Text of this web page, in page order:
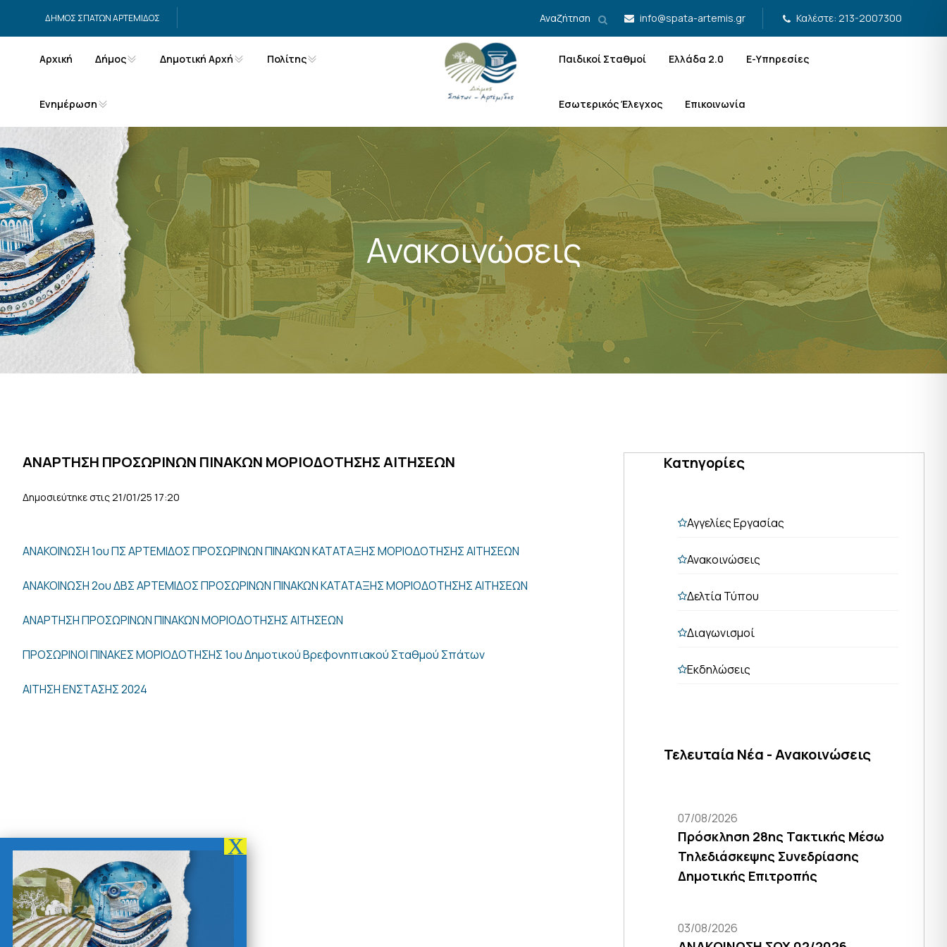
ΔΗΜΟΣ ΣΠΑΤΩΝ ΑΡΤΕΜΙΔΟΣ Αναζήτηση info@spata-artemis.gr Καλέστε: 213-2007300
Αρχική Δήμος Δημοτική Αρχή Πολίτης
Ενημέρωση
Παιδικοί Σταθμοί Ελλάδα 2.0 Ε-Υπηρεσίες
Εσωτερικός Έλεγχος Επικοινωνία
Ανακοινώσεις
ΑΝΑΡΤΗΣΗ ΠΡΟΣΩΡΙΝΩΝ ΠΙΝΑΚΩΝ ΜΟΡΙΟΔΟΤΗΣΗΣ ΑΙΤΗΣΕΩΝ
Δημοσιεύτηκε στις 21/01/25 17:20
ΑΝΑΚΟΙΝΩΣΗ 1ου ΠΣ ΑΡΤΕΜΙΔΟΣ ΠΡΟΣΩΡΙΝΩΝ ΠΙΝΑΚΩΝ ΚΑΤΑΤΑΞΗΣ ΜΟΡΙΟΔΟΤΗΣΗΣ ΑΙΤΗΣΕΩΝ
ΑΝΑΚΟΙΝΩΣΗ 2ου ΔΒΣ ΑΡΤΕΜΙΔΟΣ ΠΡΟΣΩΡΙΝΩΝ ΠΙΝΑΚΩΝ ΚΑΤΑΤΑΞΗΣ ΜΟΡΙΟΔΟΤΗΣΗΣ ΑΙΤΗΣΕΩΝ
ΑΝΑΡΤΗΣΗ ΠΡΟΣΩΡΙΝΩΝ ΠΙΝΑΚΩΝ ΜΟΡΙΟΔΟΤΗΣΗΣ ΑΙΤΗΣΕΩΝ
ΠΡΟΣΩΡΙΝΟΙ ΠΙΝΑΚΕΣ ΜΟΡΙΟΔΟΤΗΣΗΣ 1ου Δημοτικού Βρεφονηπιακού Σταθμού Σπάτων
ΑΙΤΗΣΗ ΕΝΣΤΑΣΗΣ 2024
Κατηγορίες
Αγγελίες Εργασίας
Ανακοινώσεις
Δελτία Τύπου
Διαγωνισμοί
Εκδηλώσεις
Τελευταία Νέα - Ανακοινώσεις
07/08/2026
Πρόσκληση 28ης Τακτικής Μέσω
Τηλεδιάσκεψης Συνεδρίασης
Δημοτικής Επιτροπής
03/08/2026